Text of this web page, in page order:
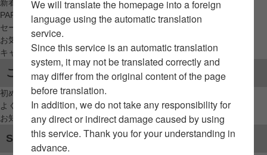
新着アイテムから探す
PARCO限定アイテムから探す
セールアイテムから探す
お気に入りから探す
キャンペーン/クーポン対象から探す
ご利用案内
初めてのお客様へ
よくあるご質問 / お問い合わせ
お知らせ
SNSアカウント
We will translate the homepage into a foreign
language using the automatic translation
service.
Since this service is an automatic translation
system, it may not be translated correctly and
may differ from the original content of the page
before translation.
In addition, we do not take any responsibility for
any direct or indirect damage caused by using
this service. Thank you for your understanding in
advance.